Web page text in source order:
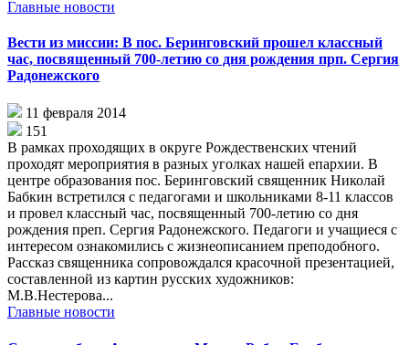
Главные новости
Вести из миссии: В пос. Беринговский прошел классный
час, посвященный 700-летию со дня рождения прп. Сергия
Радонежского
11 февраля 2014
151
В рамках проходящих в округе Рождественских чтений
проходят мероприятия в разных уголках нашей епархии. В
центре образования пос. Беринговский священник Николай
Бабкин встретился с педагогами и школьниками 8-11 классов
и провел классный час, посвященный 700-летию со дня
рождения преп. Сергия Радонежского. Педагоги и учащиеся с
интересом ознакомились с жизнеописанием преподобного.
Рассказ священника сопровождался красочной презентацией,
составленной из картин русских художников:
М.В.Нестерова...
Главные новости